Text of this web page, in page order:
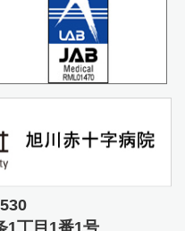
1丁目1番1号